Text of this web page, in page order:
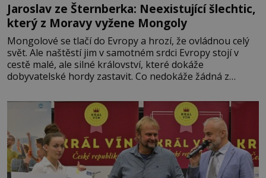
Jaroslav ze Šternberka: Neexistující šlechtic,
který z Moravy vyžene Mongoly
Mongolové se tlačí do Evropy a hrozí, že ovládnou celý
svět. Ale naštěstí jim v samotném srdci Evropy stojí v
cestě malé, ale silné království, které dokáže
dobyvatelské hordy zastavit. Co nedokáže žádná z
král. Nebo že by ne? Mongolové od roku 1223 postupují
podél Kaspického a Azovského moře,